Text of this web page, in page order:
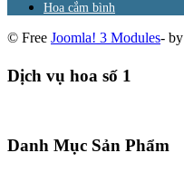
Hoa cắm bình
© Free Joomla! 3 Modules- by
Dịch vụ hoa số 1
Danh Mục Sản Phẩm